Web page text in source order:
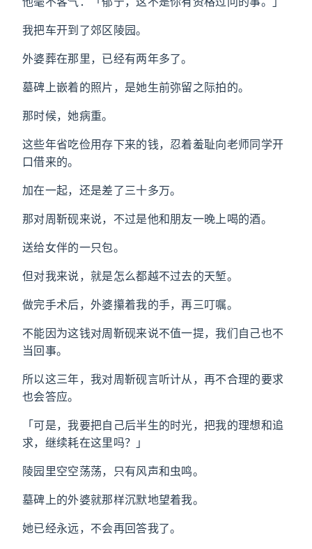
我把车开到了郊区陵园。
外婆葬在那里，已经有两年多了。
墓碑上嵌着的照片，是她生前弥留之际拍的。
那时候，她病重。
这些年省吃俭用存下来的钱，忍着羞耻向老师同学开
口借来的。
加在一起，还是差了三十多万。
那对周靳砚来说，不过是他和朋友一晚上喝的酒。
送给女伴的一只包。
但对我来说，就是怎么都越不过去的天堑。
做完手术后，外婆攥着我的手，再三叮嘱。
不能因为这钱对周靳砚来说不值一提，我们自己也不
当回事。
所以这三年，我对周靳砚言听计从，再不合理的要求
也会答应。
「可是，我要把自己后半生的时光，把我的理想和追
求，继续耗在这里吗？」
陵园里空空荡荡，只有风声和虫鸣。
墓碑上的外婆就那样沉默地望着我。
她已经永远，不会再回答我了。